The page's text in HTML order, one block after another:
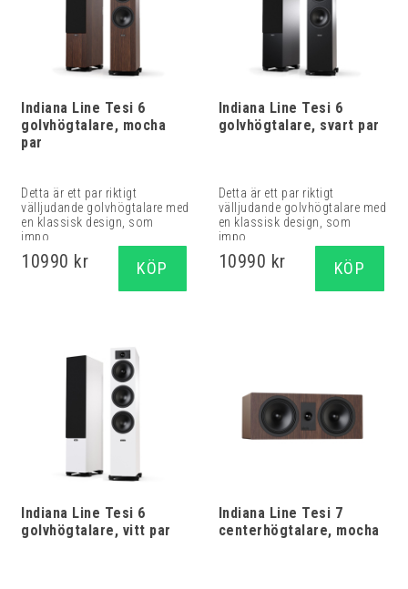
Indiana Line Tesi 6
golvhögtalare, mocha
par
Detta är ett par riktigt
välljudande golvhögtalare med
en klassisk design, som
impo...
10990 kr KÖP
Indiana Line Tesi 6
golvhögtalare, svart par
Detta är ett par riktigt
välljudande golvhögtalare med
en klassisk design, som
impo...
10990 kr KÖP
Indiana Line Tesi 6
golvhögtalare, vitt par
Indiana Line Tesi 7
centerhögtalare, mocha